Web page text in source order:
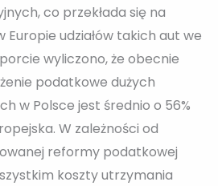
co przekłada się na
Europie udziałów takich aut we
wyliczono, że obecnie
podatkowe dużych
w Polsce jest średnio o 56%
W zależności od
reformy podatkowej
koszty utrzymania